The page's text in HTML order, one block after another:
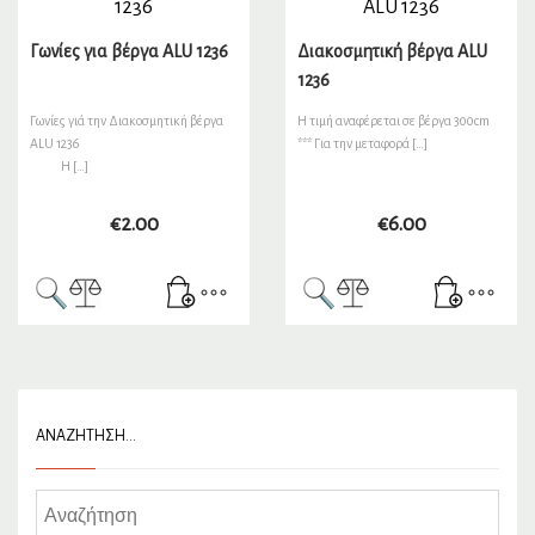
Γωνίες για βέργα ALU 1236
Γωνίες γιά την Διακοσμητική βέργα
ALU 1236
Η […]
€2.00
Διακοσμητική βέργα ALU
1236
Η τιμή αναφέρεται σε βέργα 300cm
*** Για την μεταφορά […]
€6.00
ΑΝΑΖΉΤΗΣΗ…